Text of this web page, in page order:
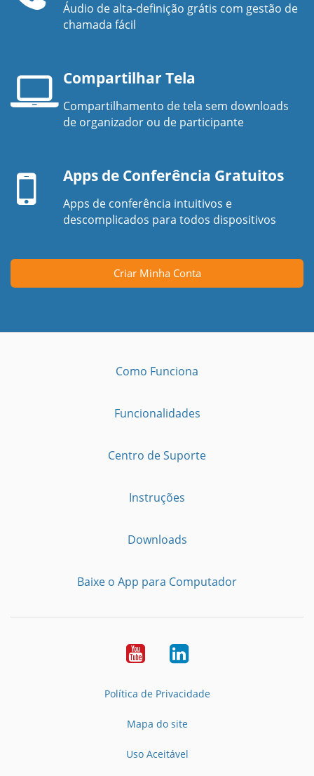
Aparelho
Áudio de alta-definição grátis com gestão de
chamada fácil
Compartilhar Tela
Compartilhamento de tela sem downloads
de organizador ou de participante
móvelApps de Conferência Gratuitos
Apps de conferência intuitivos e
descomplicados para todos dispositivos
Criar Minha Conta
Como Funciona
Funcionalidades
Centro de Suporte
Instruções
Downloads
Baixe o App para Computador
YoutubeLinkedIn
Política de Privacidade
Mapa do site
Uso Aceitável